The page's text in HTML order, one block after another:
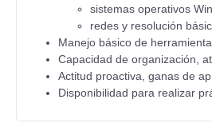
sistemas operativos
redes y resolución
Manejo básico de
Capacidad de organización,
Actitud proactiva, ganas de
Disponibilidad para realizar